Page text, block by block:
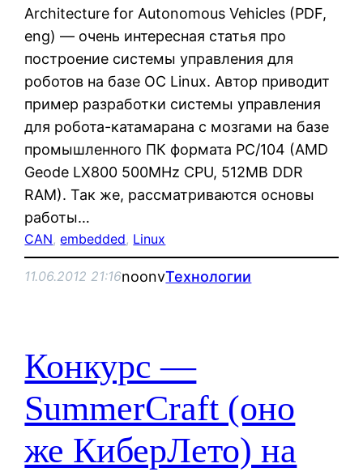
Architecture for Autonomous Vehicles (PDF,
eng) — очень интересная статья про
построение системы управления для
роботов на базе ОС Linux. Автор приводит
пример разработки системы управления
для робота-катамарана с мозгами на базе
промышленного ПК формата PC/104 (AMD
Geode LX800 500MHz CPU, 512MB DDR
RAM). Так же, рассматриваются основы
работы…
CAN, embedded, Linux
11.06.2012 21:16noonvТехнологии
Конкурс —
SummerCraft (оно
же КиберЛето) на